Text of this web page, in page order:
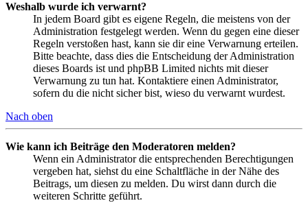
Weshalb wurde ich verwarnt?
In jedem Board gibt es eigene Regeln, die meistens von der
Administration festgelegt werden. Wenn du gegen eine dieser
Regeln verstoßen hast, kann sie dir eine Verwarnung erteilen.
Bitte beachte, dass dies die Entscheidung der Administration
dieses Boards ist und phpBB Limited nichts mit dieser
Verwarnung zu tun hat. Kontaktiere einen Administrator,
sofern du die nicht sicher bist, wieso du verwarnt wurdest.
Nach oben
Wie kann ich Beiträge den Moderatoren melden?
Wenn ein Administrator die entsprechenden Berechtigungen
vergeben hat, siehst du eine Schaltfläche in der Nähe des
Beitrags, um diesen zu melden. Du wirst dann durch die
weiteren Schritte geführt.